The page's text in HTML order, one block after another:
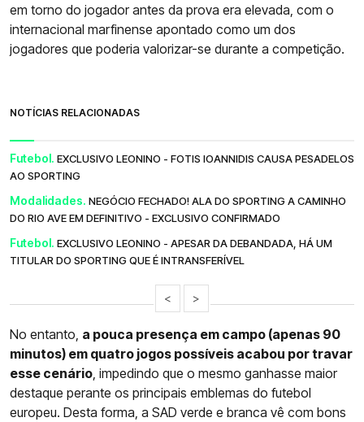
em torno do jogador antes da prova era elevada, com o
internacional marfinense apontado como um dos
jogadores que poderia valorizar-se durante a competição.
NOTÍCIAS RELACIONADAS
Futebol. EXCLUSIVO LEONINO - FOTIS IOANNIDIS CAUSA PESADELOS
AO SPORTING
Modalidades. NEGÓCIO FECHADO! ALA DO SPORTING A CAMINHO
DO RIO AVE EM DEFINITIVO - EXCLUSIVO CONFIRMADO
Futebol. EXCLUSIVO LEONINO - APESAR DA DEBANDADA, HÁ UM
TITULAR DO SPORTING QUE É INTRANSFERÍVEL
< >
No entanto, a pouca presença em campo (apenas 90
minutos) em quatro jogos possíveis acabou por travar
esse cenário , impedindo que o mesmo ganhasse maior
destaque perante os principais emblemas do futebol
europeu. Desta forma, a SAD verde e branca vê com bons